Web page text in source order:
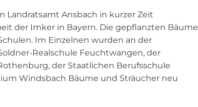
Landratsamt Ansbach in kurzer Zeit
der Imker in Bayern. Die gepflanzten Bäume
Im Einzelnen wurden an der
Realschule Feuchtwangen, der
der Staatlichen Berufsschule
Windsbach Bäume und Sträucher neu